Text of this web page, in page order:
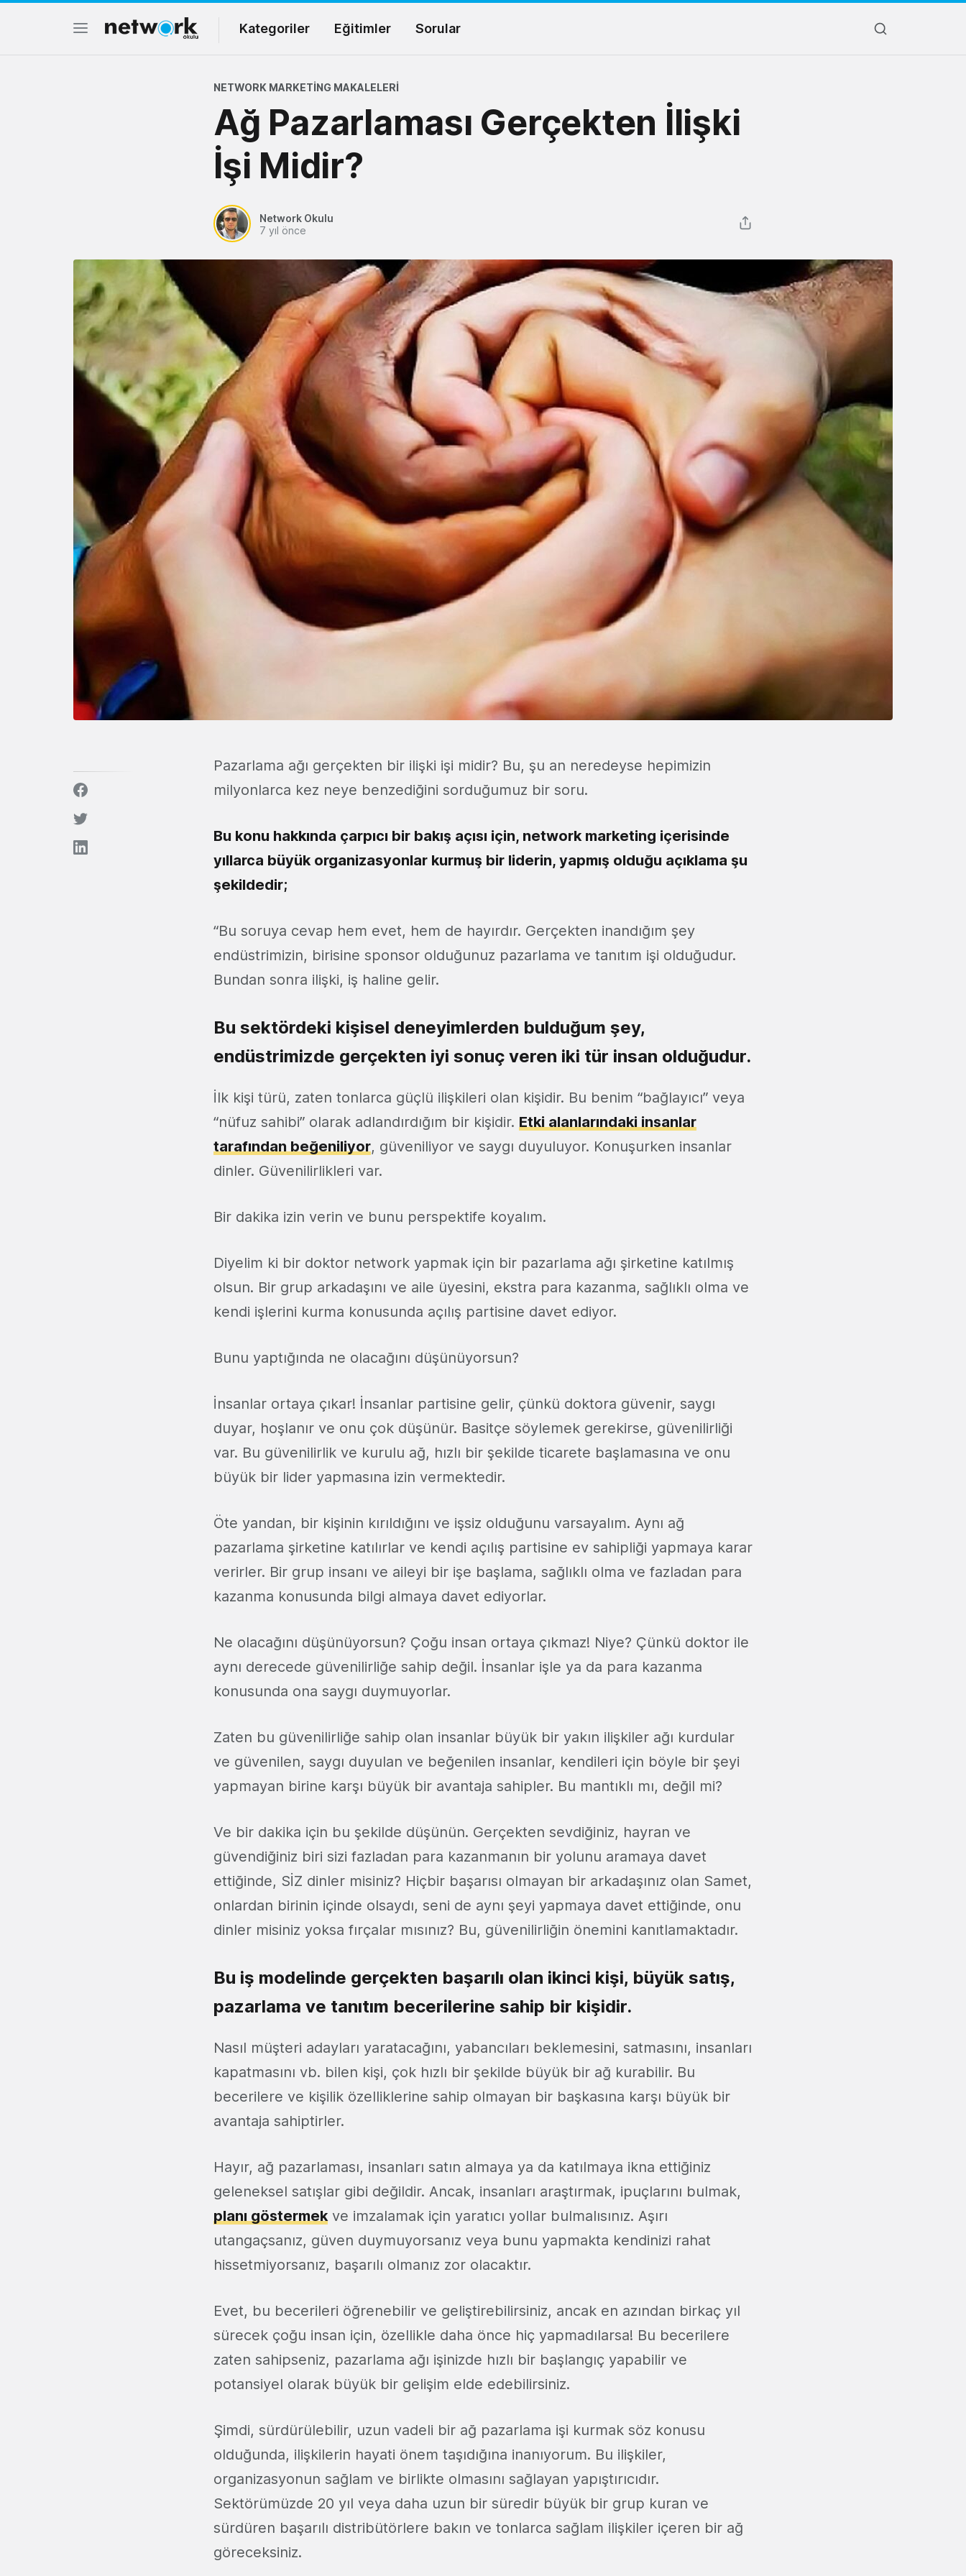
Kategoriler Eğitimler Sorular
NETWORK MARKETING MAKALELERI
Ağ Pazarlaması Gerçekten İlişki
İşi Midir?
Network Okulu
7 yıl önce
Pazarlama ağı gerçekten bir ilişki işi midir? Bu, şu an neredeyse hepimizin
milyonlarca kez neye benzediğini sorduğumuz bir soru.
Bu konu hakkında çarpıcı bir bakış açısı için, network marketing içerisinde
yıllarca büyük organizasyonlar kurmuş bir liderin, yapmış olduğu açıklama şu
şekildedir;
“Bu soruya cevap hem evet, hem de hayırdır. Gerçekten inandığım şey
endüstrimizin, birisine sponsor olduğunuz pazarlama ve tanıtım işi olduğudur.
Bundan sonra ilişki, iş haline gelir.
Bu sektördeki kişisel deneyimlerden bulduğum şey,
endüstrimizde gerçekten iyi sonuç veren iki tür insan olduğudur.
İlk kişi türü, zaten tonlarca güçlü ilişkileri olan kişidir. Bu benim “bağlayıcı” veya
“nüfuz sahibi” olarak adlandırdığım bir kişidir. Etki alanlarındaki insanlar
tarafından beğeniliyor, güveniliyor ve saygı duyuluyor. Konuşurken insanlar
dinler. Güvenilirlikleri var.
Bir dakika izin verin ve bunu perspektife koyalım.
Diyelim ki bir doktor network yapmak için bir pazarlama ağı şirketine katılmış
olsun. Bir grup arkadaşını ve aile üyesini, ekstra para kazanma, sağlıklı olma ve
kendi işlerini kurma konusunda açılış partisine davet ediyor.
Bunu yaptığında ne olacağını düşünüyorsun?
İnsanlar ortaya çıkar! İnsanlar partisine gelir, çünkü doktora güvenir, saygı
duyar, hoşlanır ve onu çok düşünür. Basitçe söylemek gerekirse, güvenilirliği
var. Bu güvenilirlik ve kurulu ağ, hızlı bir şekilde ticarete başlamasına ve onu
büyük bir lider yapmasına izin vermektedir.
Öte yandan, bir kişinin kırıldığını ve işsiz olduğunu varsayalım. Aynı ağ
pazarlama şirketine katılırlar ve kendi açılış partisine ev sahipliği yapmaya karar
verirler. Bir grup insanı ve aileyi bir işe başlama, sağlıklı olma ve fazladan para
kazanma konusunda bilgi almaya davet ediyorlar.
Ne olacağını düşünüyorsun? Çoğu insan ortaya çıkmaz! Niye? Çünkü doktor ile
aynı derecede güvenilirliğe sahip değil. İnsanlar işle ya da para kazanma
konusunda ona saygı duymuyorlar.
Zaten bu güvenilirliğe sahip olan insanlar büyük bir yakın ilişkiler ağı kurdular
ve güvenilen, saygı duyulan ve beğenilen insanlar, kendileri için böyle bir şeyi
yapmayan birine karşı büyük bir avantaja sahipler. Bu mantıklı mı, değil mi?
Ve bir dakika için bu şekilde düşünün. Gerçekten sevdiğiniz, hayran ve
güvendiğiniz biri sizi fazladan para kazanmanın bir yolunu aramaya davet
ettiğinde, SİZ dinler misiniz? Hiçbir başarısı olmayan bir arkadaşınız olan Samet,
onlardan birinin içinde olsaydı, seni de aynı şeyi yapmaya davet ettiğinde, onu
dinler misiniz yoksa fırçalar mısınız? Bu, güvenilirliğin önemini kanıtlamaktadır.
Bu iş modelinde gerçekten başarılı olan ikinci kişi, büyük satış,
pazarlama ve tanıtım becerilerine sahip bir kişidir.
Nasıl müşteri adayları yaratacağını, yabancıları beklemesini, satmasını, insanları
kapatmasını vb. bilen kişi, çok hızlı bir şekilde büyük bir ağ kurabilir. Bu
becerilere ve kişilik özelliklerine sahip olmayan bir başkasına karşı büyük bir
avantaja sahiptirler.
Hayır, ağ pazarlaması, insanları satın almaya ya da katılmaya ikna ettiğiniz
geleneksel satışlar gibi değildir. Ancak, insanları araştırmak, ipuçlarını bulmak,
planı göstermekve imzalamak için yaratıcı yollar bulmalısınız. Aşırı
utangaçsanız, güven duymuyorsanız veya bunu yapmakta kendinizi rahat
hissetmiyorsanız, başarılı olmanız zor olacaktır.
Evet, bu becerileri öğrenebilir ve geliştirebilirsiniz, ancak en azından birkaç yıl
sürecek çoğu insan için, özellikle daha önce hiç yapmadılarsa! Bu becerilere
zaten sahipseniz, pazarlama ağı işinizde hızlı bir başlangıç ​​yapabilir ve
potansiyel olarak büyük bir gelişim elde edebilirsiniz.
Şimdi, sürdürülebilir, uzun vadeli bir ağ pazarlama işi kurmak söz konusu
olduğunda, ilişkilerin hayati önem taşıdığına inanıyorum. Bu ilişkiler,
organizasyonun sağlam ve birlikte olmasını sağlayan yapıştırıcıdır.
Sektörümüzde 20 yıl veya daha uzun bir süredir büyük bir grup kuran ve
sürdüren başarılı distribütörlere bakın ve tonlarca sağlam ilişkiler içeren bir ağ
göreceksiniz.